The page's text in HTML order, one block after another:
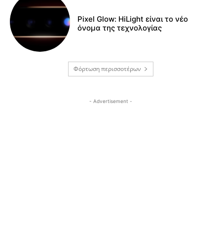
Pixel Glow: HiLight είναι το νέο
όνομα της τεχνολογίας
Φόρτωση περισσοτέρων
- Advertisement -